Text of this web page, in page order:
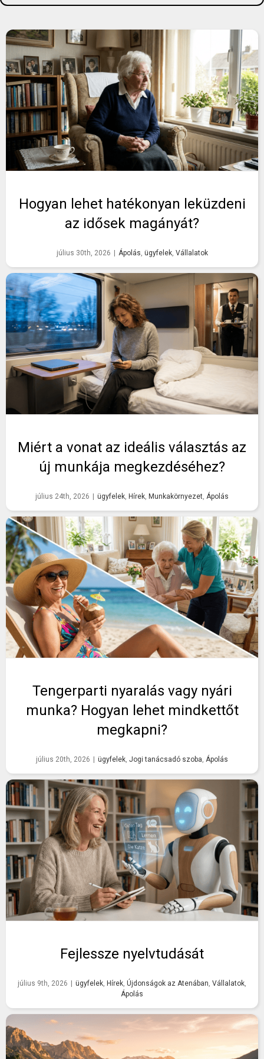
azonnali
eredmények
közvetlenül
segítenek
abban, hogy
kemény
munkádért a
lehető
legmagasabb
fizetést kapd.
cikkünket, és
kezdd el még
ma sikeres
Hogyan lehet hatékonyan leküzdeni
az idősek magányát?
július 30th, 2026 Ápolás, ügyfelek, Vállalatok
Miért a vonat az ideális választás az
új munkája megkezdéséhez?
július 24th, 2026 ügyfelek, Hírek, Munkakörnyezet, Ápolás
Tengerparti nyaralás vagy nyári
munka? Hogyan lehet mindkettőt
megkapni?
július 20th, 2026 ügyfelek, Jogi tanácsadó szoba, Ápolás
Fejlessze nyelvtudását
július 9th, 2026 ügyfelek, Hírek, Újdonságok az Atenában, Vállalatok,
Ápolás